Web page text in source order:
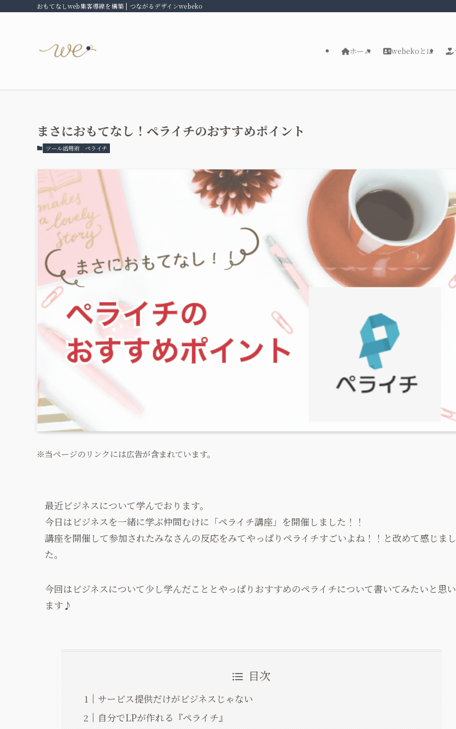
おもてなしweb集客導線を構築 | つながるデザインwebeko
ホーム webekoとは
まさにおもてなし！ペライチのおすすめポイント
ツール活用術 ペライチ
※当ページのリンクには広告が含まれています。
最近ビジネスについて学んでおります。
今日はビジネスを一緒に学ぶ仲間むけに「ペライチ講座」を開催しました！！
講座を開催して参加されたみなさんの反応をみてやっぱりペライチすごいよね！！と改めて感じまし
た。
今回はビジネスについて少し学んだこととやっぱりおすすめのペライチについて書いてみたいと思い
ます♪
目次
サービス提供だけがビジネスじゃない
自分でLPが作れる『ペライチ』